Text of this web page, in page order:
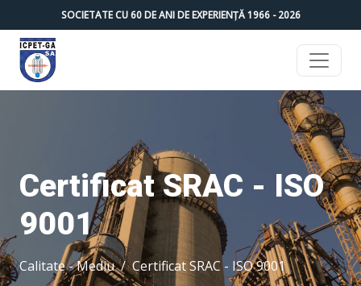
SOCIETATE CU60DE ANI DE EXPERIENȚĂ 1966 -2026
Certificat SRAC - ISO
9001
Calitate - Mediu Certificat SRAC - ISO 9001